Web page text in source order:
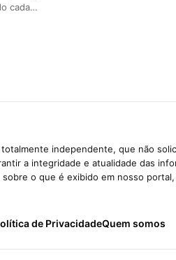
cada…
independente, que não
a integridade e atualidade das
o que é exibido em nosso
de PrivacidadeQuem somos